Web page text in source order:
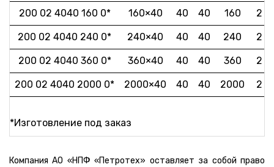
200 02 4040 160 0* 160×40 40 40 160 2
200 02 4040 240 0* 240×40 40 40 240 2
200 02 4040 360 0* 360×40 40 40 360 2
200 02 4040 2000 0* 2000×40 40 40 2000 2
*Изготовление под заказ
Компания АО «НПФ «Петротех» оставляет за собой право